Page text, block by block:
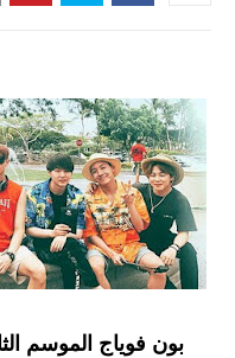
بون فوياج الموسم الثاني